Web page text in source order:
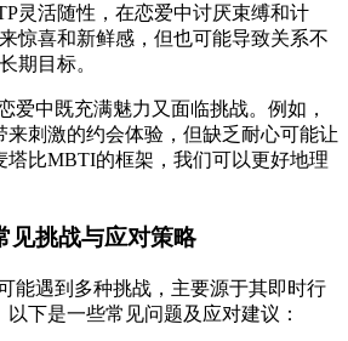
灵活随性，在恋爱中讨厌束缚和计
惊喜和新鲜感，但也可能导致关系不
长期目标。
爱中既充满魅力又面临挑战。例如，
来刺激的约会体验，但缺乏耐心可能让
塔比MBTI的框架，我们可以更好地理
见挑战与应对策略
能遇到多种挑战，主要源于其即时行
下是一些常见问题及应对建议：